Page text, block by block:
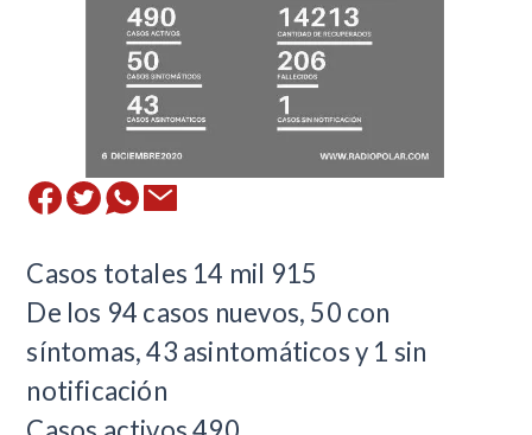
Casos totales 14 mil 915
De los 94 casos nuevos, 50 con
síntomas, 43 asintomáticos y 1 sin
notificación